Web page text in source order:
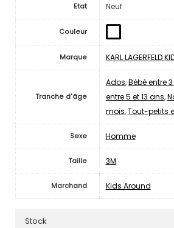
Etat Neuf
Couleur
Marque KARL LAGERFELD
Tranche d'âge
Ados,Bébé entre
entre 5 et 13 ans,
mois,Tout-petits
Sexe Homme
Taille 3M
Marchand Kids Around
Stock